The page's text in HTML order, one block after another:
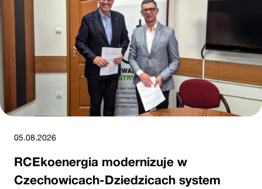
05.08.2026
RCEkoenergia modernizuje w
Czechowicach-Dziedzicach system